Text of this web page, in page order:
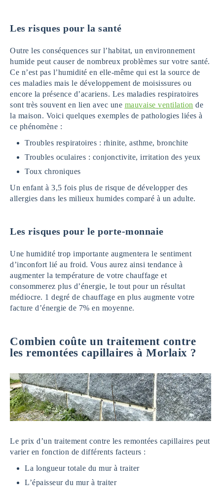
Les risques pour la santé
Outre les conséquences sur l’habitat, un environnement
humide peut causer de nombreux problèmes sur votre santé.
Ce n’est pas l’humidité en elle-même qui est la source de
ces maladies mais le développement de moisissures ou
encore la présence d’acariens. Les maladies respiratoires
sont très souvent en lien avec une mauvaise ventilation de
la maison. Voici quelques exemples de pathologies liées à
ce phénomène :
Troubles respiratoires : rhinite, asthme, bronchite
Troubles oculaires : conjonctivite, irritation des yeux
Toux chroniques
Un enfant à 3,5 fois plus de risque de développer des
allergies dans les milieux humides comparé à un adulte.
Les risques pour le porte-monnaie
Une humidité trop importante augmentera le sentiment
d’inconfort lié au froid. Vous aurez ainsi tendance à
augmenter la température de votre chauffage et
consommerez plus d’énergie, le tout pour un résultat
médiocre. 1 degré de chauffage en plus augmente votre
facture d’énergie de 7% en moyenne.
Combien coûte un traitement contre
les remontées capillaires à Morlaix ?
Le prix d’un traitement contre les remontées capillaires peut
varier en fonction de différents facteurs :
La longueur totale du mur à traiter
L’épaisseur du mur à traiter